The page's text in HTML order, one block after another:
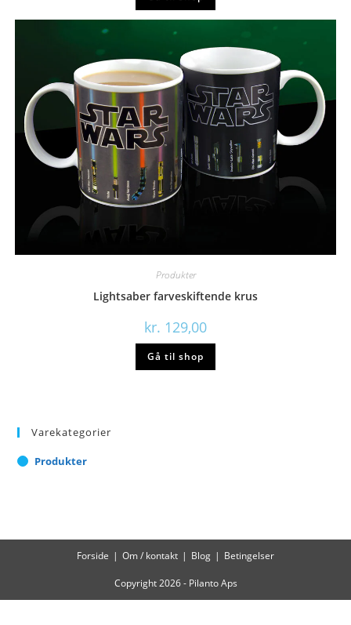
Produkter
Lightsaber farveskiftende krus
kr. 129,00
Gå til shop
Varekategorier
Produkter
Forside Om / kontakt Blog Betingelser
Copyright 2026 - Pilanto Aps